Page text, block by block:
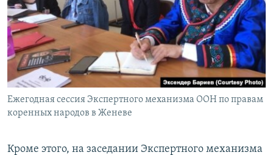
Ежегодная сессия Экспертного механизма ООН по правам
коренных народов в Женеве
Кроме этого, на заседании Экспертного механизма